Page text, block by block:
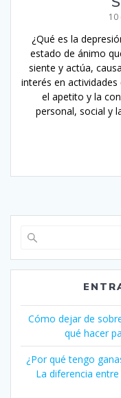
¿Qué es la
estado de ánimo
siente y actúa,
interés en
el apetito y la
personal, social y
Cómo dejar de
qué hacer
¿Por qué tengo
La diferencia